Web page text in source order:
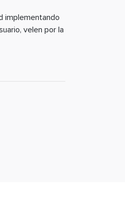
implementando
velen por la